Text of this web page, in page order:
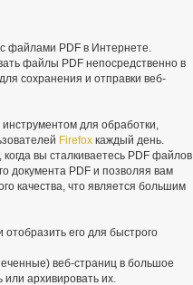
с файлами PDF в Интернете.
файлы PDF непосредственно в
сохранения и отправки веб-
для обработки,
Firefoxкаждый день.
вы сталкиваетесь PDF файлов
документа PDF и позволяя вам
качества, что является большим
его для быстрого
веб-страниц в большое
архивировать их.